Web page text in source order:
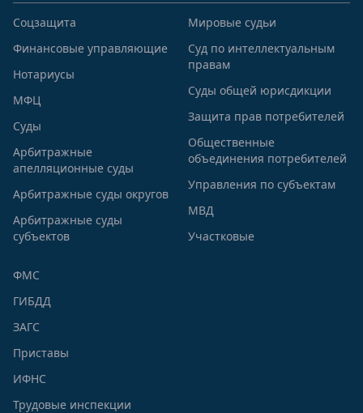
Соцзащита
Финансовые управляющие
Нотариусы
МФЦ
Суды
Арбитражные
апелляционные суды
Арбитражные суды округов
Арбитражные суды
субъектов
Мировые судьи
Суд по интеллектуальным
правам
Суды общей юрисдикции
Защита прав потребителей
Общественные
объединения потребителей
Управления по субъектам
МВД
Участковые
ФМС
ГИБДД
ЗАГС
Приставы
ИФНС
Трудовые инспекции